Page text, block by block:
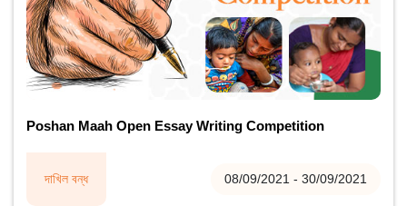
দাখিল বন্ধ 08/09/2021 - 30/09/2021
Poshan Maah Open Essay Writing Competition